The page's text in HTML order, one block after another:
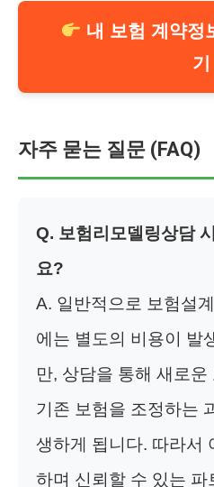
내 보험 계약정
기
자주 묻는 질문 (FAQ)
Q. 보험리모델링상담
요?
A. 일반적으로 보험설
에는 별도의 비용이 발
만, 상담을 통해 새로
기존 보험을 조정하는
생하게 됩니다. 따라서
하며 신뢰할 수 있는 파